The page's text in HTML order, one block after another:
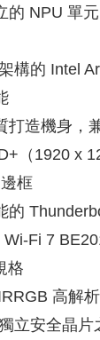
的 NPU 單
構的 Intel
打造機身，
（1920 x
框
的
Fi 7
格
高解
立安全晶片